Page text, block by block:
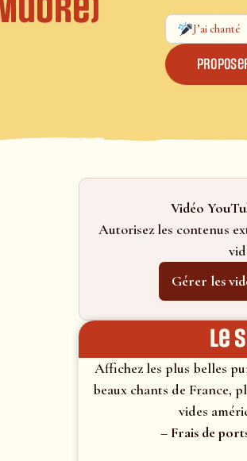
J’ai chanté
Vidéo
Autorisez les contenus
Gérer les
le
Affichez les plus belles
beaux chants de France,
vides
– Frais de